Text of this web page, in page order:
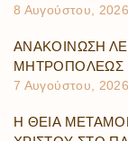
8 Αυγούστου, 2026
ΑΝΑΚΟΙΝΩΣΗ
ΜΗΤΡΟΠΟΛΕΩΣ
7 Αυγούστου, 2026
Η ΘΕΙΑ